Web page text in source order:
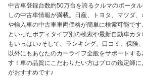
中古車登録台数約50万台を誇るクルマのポータ
しの中古車情報が満載。日産、トヨタ、マツダ
や輸入車の中古車車両価格が簡単に検索可能で
といったボディタイプ別の検索や最新自動車カ
もいっぱい♪そして、ランキング、口コミ、保険
以外にもあなたのカーライフ全般をサポートす
す！車の品質にこだわりたい方はプロの鑑定師
がおすすめです♪